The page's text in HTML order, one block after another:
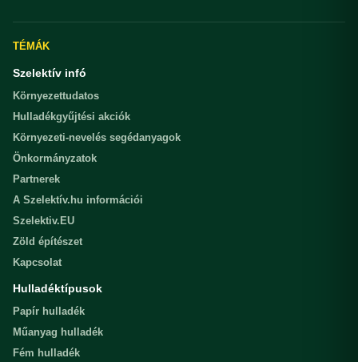
TÉMÁK
Szelektív infó
Környezettudatos
Hulladékgyűjtési akciók
Környezeti-nevelés segédanyagok
Önkormányzatok
Partnerek
A Szelektív.hu információi
Szelektiv.EU
Zöld építészet
Kapcsolat
Hulladéktípusok
Papír hulladék
Műanyag hulladék
Fém hulladék